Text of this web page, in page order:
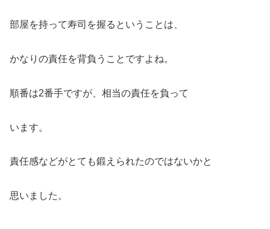
部屋を持って寿司を握るということは、
かなりの責任を背負うことですよね。
順番は2番手ですが、相当の責任を負って
います。
責任感などがとても鍛えられたのではないかと
思いました。